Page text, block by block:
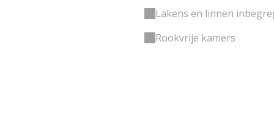
Lakens en linnen
Rookvrije kamers